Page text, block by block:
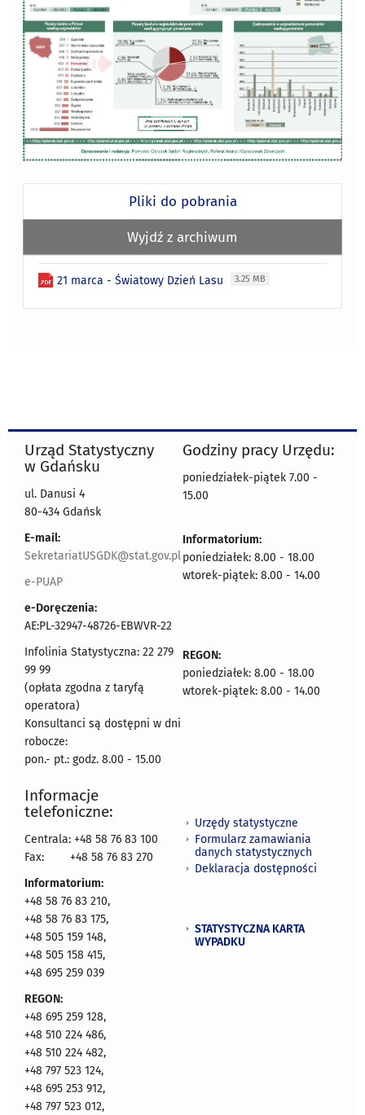
Pliki do pobrania
Wyjdź z archiwum
21 marca - Światowy Dzień Lasu 3.25 MB
Urząd Statystyczny
w Gdańsku
ul. Danusi 4
80-434 Gdańsk
E-mail:
SekretariatUSGDK@stat.gov.pl
e-PUAP
e-Doręczenia:
AE:PL-32947-48726-EBWVR-22
Infolinia Statystyczna: 22 279
99 99
(opłata zgodna z taryfą
operatora)
Konsultanci są dostępni w dni
robocze:
pon.- pt.: godz. 8.00 - 15.00
Godziny pracy Urzędu:
poniedziałek-piątek 7.00 -
15.00
Informatorium:
poniedziałek: 8.00 - 18.00
wtorek-piątek: 8.00 - 14.00
REGON:
poniedziałek: 8.00 - 18.00
wtorek-piątek: 8.00 - 14.00
Informacje
telefoniczne:
Centrala: +48 58 76 83 100
Fax:
+48 58 76 83 270
Informatorium:
+48 58 76 83 210,
+48 58 76 83 175,
+48 505 159 148,
+48 505 158 415,
+48 695 259 039
REGON:
+48 695 259 128,
+48 510 224 486,
+48 510 224 482,
+48 797 523 124,
+48 695 253 912,
+48 797 523 012,
Urzędy statystyczne
Formularz zamawiania
danych statystycznych
Deklaracja dostępności
STATYSTYCZNA KARTA
WYPADKU